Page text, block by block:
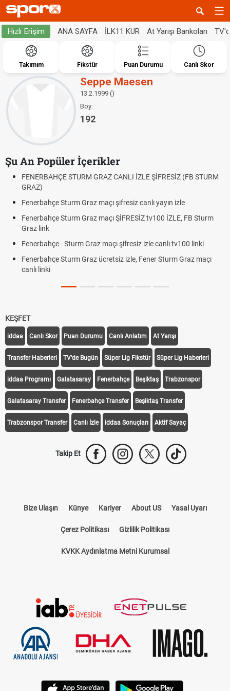
Hızlı Erişim ANA SAYFA İLK11 KUR At Yarışı Bankoları
Takımım Fikstür Puan Durumu Canlı Skor
Seppe Maesen
13.2.1999 ()
Boy:
192
Şu An Popüler İçerikler
FENERBAHÇE STURM GRAZ CANLI İZLE ŞİFRESİZ (FB STURM
GRAZ)
Fenerbahçe Sturm Graz maçı şifresiz canlı yayın izle
Fenerbahçe Sturm Graz maçı ŞİFRESİZ tv100 İZLE, FB Sturm
Graz link
Fenerbahçe - Sturm Graz maçı şifresiz izle canlı tv100 linki
Fenerbahçe Sturm Graz ücretsiz izle, Fener Sturm Graz maçı
canlı linki
KEŞFET
iddaa Canlı Skor Puan Durumu Canlı Anlatım At Yarışı
Transfer Haberleri TV'de Bugün Süper Lig Fikstür Süper Lig Haberleri
iddaa Programı Galatasaray Fenerbahçe Beşiktaş Trabzonspor
Galatasaray Transfer Fenerbahçe Transfer Beşiktaş Transfer
Trabzonspor Transfer Canlı İzle iddaa Sonuçları Aktif Sayaç
Takip Et
Bize Ulaşın Künye Kariyer About US Yasal Uyarı
Çerez Politikası Gizlilik Politikası
KVKK Aydınlatma Metni Kurumsal